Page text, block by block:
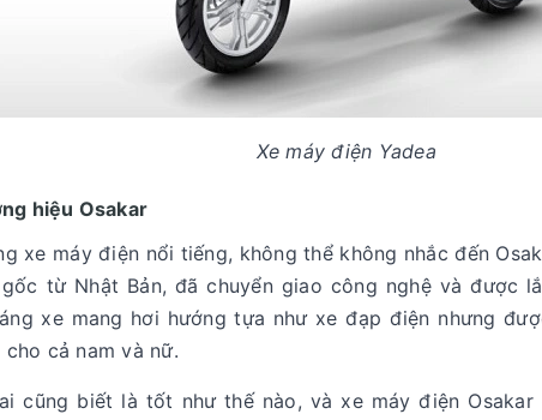
Xe máy điện Yadea
hiệu Osakar
xe máy điện nổi tiếng, không thể không nhắc đến
từ Nhật Bản, đã chuyển giao công nghệ và được
xe mang hơi hướng tựa như xe đạp điện nhưng
cả nam và nữ.
cũng biết là tốt như thế nào, và xe máy điện